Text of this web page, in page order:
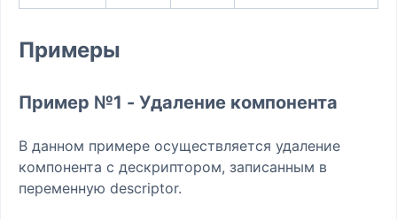
Примеры
Пример №1 - Удаление компонента
В данном примере осуществляется удаление
компонента с дескриптором, записанным в
переменную descriptor.